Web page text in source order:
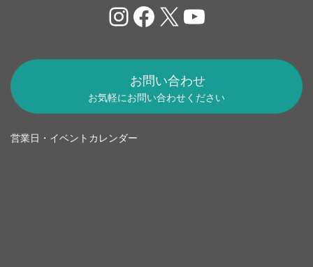
Instagram
Facebook
X YouTube
お問い合わせ
お気軽にお問い合わせください
営業日・イベントカレンダー